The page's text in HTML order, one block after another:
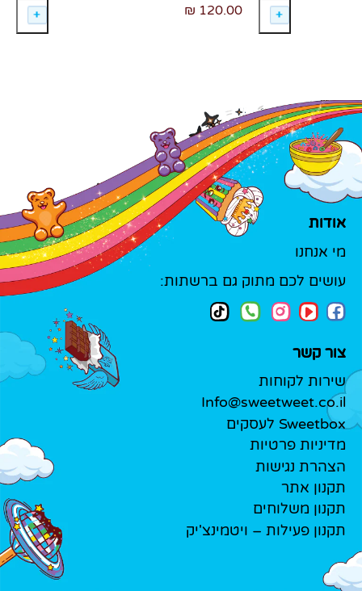
120.00 ₪
אודות
מי אנחנו
עושים לכם מתוק גם ברשתות:
צור קשר
שירות לקוחות
Info@sweetweet.co.il
Sweetbox לעסקים
מדיניות פרטיות
הצהרת נגישות
תקנון אתר
תקנון משלוחים
תקנון פעילות – ויטמינצ'יק